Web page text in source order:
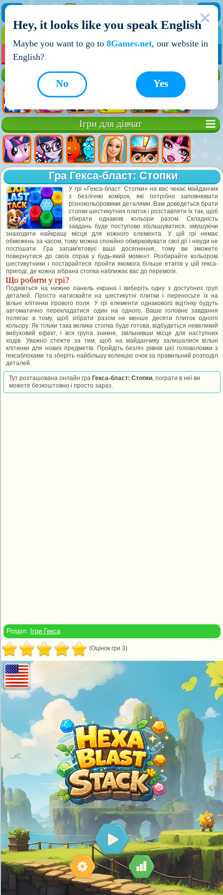
НОВІ ІГРИ
Ігри для дівчат
Гра Гекса-бласт: Стопки
У грі «Гекса-бласт: Стопки» на вас чекає майданчик
з безліччю комірок, які потрібно заповнювати
різнокольоровими деталями. Вам доведеться брати
стопки шестикутних плиток і розставляти їх так, щоб
збирати однакові кольори разом. Складність
завдань буде поступово збільшуватися, змушуючи
знаходити найкращі місця для кожного елемента. У цій грі немає
обмежень за часом, тому можна спокійно обмірковувати свої дії і нікуди не
поспішати. Гра запам'ятовує ваші досягнення, тому ви зможете
повернутися до своїх справ у будь-який момент. Розбирайте кольорові
шестикутники і постарайтеся пройти якомога більше етапів у цій гекса-
пригоді, де кожна зібрана стопка наближає вас до перемоги.
Що робити у грі?
Подивіться на нижню панель екрана і виберіть одну з доступних груп
деталей. Просто натискайте на шестикутні плитки і переносьте їх на
вільні клітинки ігрового поля. У грі елементи однакового відтінку будуть
автоматично перекладатися один на одного. Ваше головне завдання
полягає в тому, щоб зібрати разом не менше десяти плиток одного
кольору. Як тільки така велика стопка буде готова, відбудеться невеликий
вибуховий ефект, і вся група зникне, звільнивши місце для наступних
ходів. Уважно стежте за тим, щоб на майданчику залишалися вільні
клітинки для нових предметів. Пройдіть безліч рівнів цієї головоломки з
гексаблоками та зберіть найбільшу колекцію очок за правильний розподіл
деталей.
Тут розташована онлайн гра Гекса-бласт: Стопки, пограти в неї ви
можете безкоштовно і просто зараз.
Розділ: Ігри Гекса
(Оцінок гри 3)
Hey, it looks like you speak English
Maybe you want to go to 8Games.net, our website in
English?
Yes
No